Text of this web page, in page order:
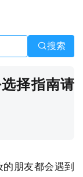
搜索
择指南请
朋友都会遇到